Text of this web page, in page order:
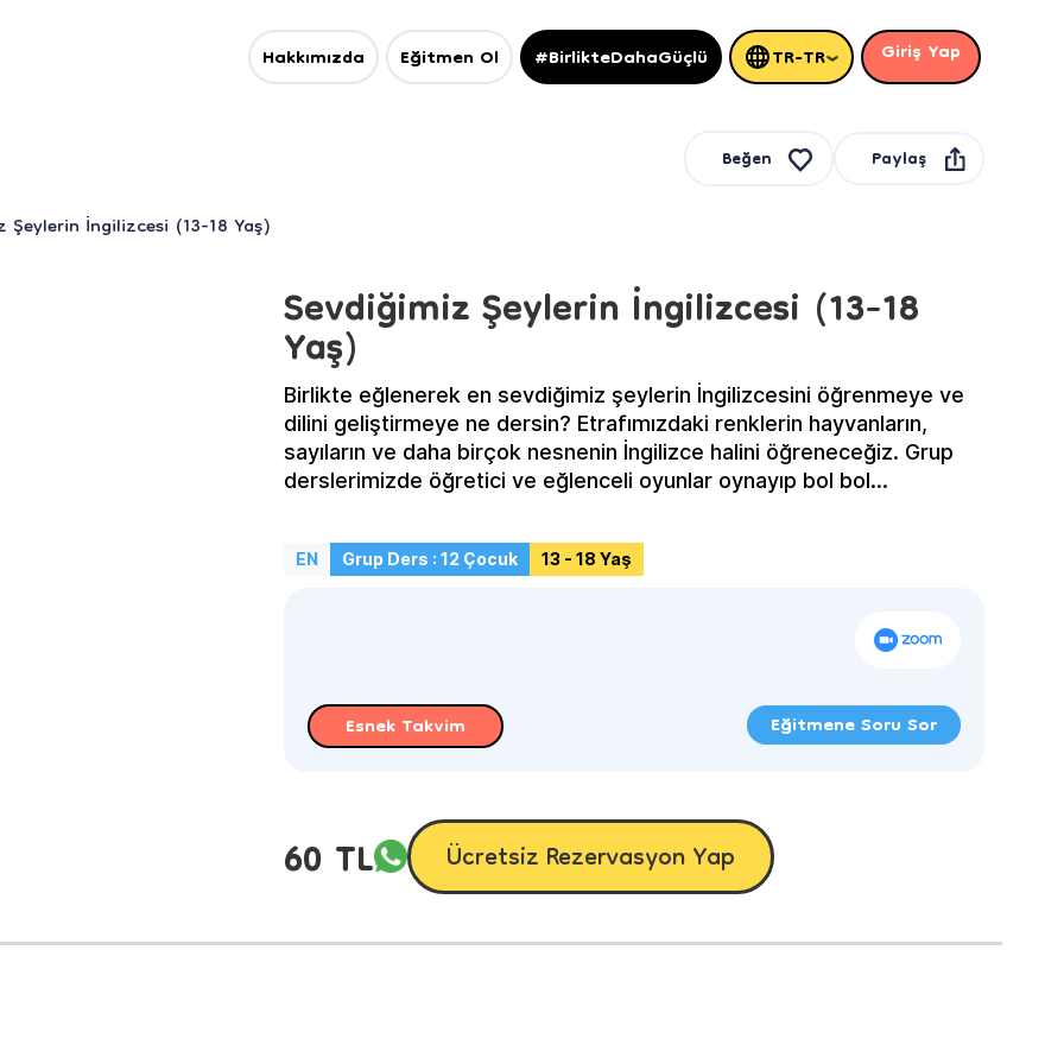
Hakkımızda Eğitmen Ol #BirlikteDahaGüçlü TR-TR Giriş Yap
Beğen Paylaş
Şeylerin İngilizcesi (13-18 Yaş)
Sevdiğimiz Şeylerin İngilizcesi (13-18
Yaş)
Birlikte eğlenerek en sevdiğimiz şeylerin İngilizcesini öğrenmeye ve
dilini geliştirmeye ne dersin? Etrafımızdaki renklerin hayvanların,
sayıların ve daha birçok nesnenin İngilizce halini öğreneceğiz. Grup
derslerimizde öğretici ve eğlenceli oyunlar oynayıp bol bol
EN Grup Ders : 12 Çocuk 13 - 18 Yaş
Esnek Takvim Eğitmene Soru Sor
60 TL Ücretsiz Rezervasyon Yap